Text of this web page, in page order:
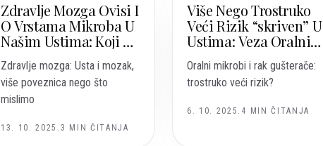
Zdravlje Mozga Ovisi I
O Vrstama Mikroba U
Našim Ustima: Koji Su
Korisni, A Koji
Rizični?
Zdravlje mozga: Usta i mozak,
više poveznica nego što
mislimo
13. 10. 2025. 3 MIN ČITANJA
Više Nego Trostruko
Veći Rizik “skriven” U
Ustima: Veza Oralnih
Mikroba I Raka
Gušterače
Oralni mikrobi i rak gušterače:
trostruko veći rizik?
6. 10. 2025. 4 MIN ČITANJA